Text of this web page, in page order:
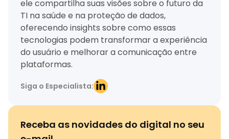
ele compartilha suas visões sobre o futuro da
TI na saúde e na proteção de dados,
oferecendo insights sobre como essas
tecnologias podem transformar a experiência
do usuário e melhorar a comunicação entre
plataformas.
Siga o Especialista:
Receba as novidades do digital no seu